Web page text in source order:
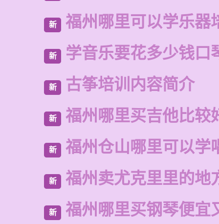
新 福州哪里可以学乐器
新 学音乐要花多少钱口
新 古筝培训内容简介
新 福州哪里买吉他比较
新 福州仓山哪里可以学
新 福州卖尤克里里的地
新 福州哪里买钢琴便宜